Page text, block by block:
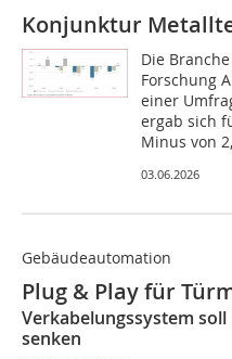
Konjunktur
Die
Forschung
einer
ergab sich
Minus von
03.06.2026
Gebäudeautomation
Plug & Play für
Verkabelungssystem
senken